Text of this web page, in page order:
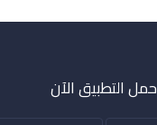
حمل التطبيق الآن